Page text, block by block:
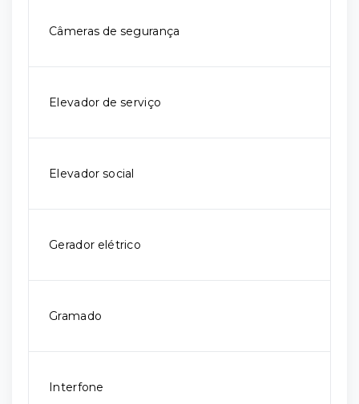
Câmeras de segurança
Elevador de serviço
Elevador social
Gerador elétrico
Gramado
Interfone